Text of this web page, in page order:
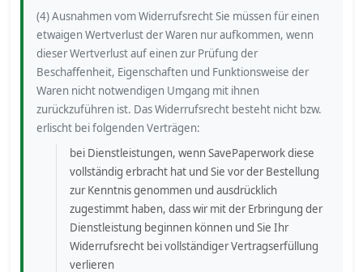
(4) Ausnahmen vom Widerrufsrecht Sie müssen für einen
etwaigen Wertverlust der Waren nur aufkommen, wenn
dieser Wertverlust auf einen zur Prüfung der
Beschaffenheit, Eigenschaften und Funktionsweise der
Waren nicht notwendigen Umgang mit ihnen
zurückzuführen ist. Das Widerrufsrecht besteht nicht bzw.
erlischt bei folgenden Verträgen:
bei Dienstleistungen, wenn SavePaperwork diese
vollständig erbracht hat und Sie vor der Bestellung
zur Kenntnis genommen und ausdrücklich
zugestimmt haben, dass wir mit der Erbringung der
Dienstleistung beginnen können und Sie Ihr
Widerrufsrecht bei vollständiger Vertragserfüllung
verlieren